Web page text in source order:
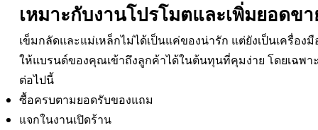
เหมาะกับงานโปรโมตและเพิ่มยอดข
เข็มกลัดและแม่เหล็กไม่ได้เป็นแค่ของน่ารัก แต่ยังเป็นเครื่อง
ให้แบรนด์ของคุณเข้าถึงลูกค้าได้ในต้นทุนที่คุมง่าย โดยเฉพา
ต่อไปนี้
ซื้อครบตามยอดรับของแถม
แจกในงานเปิดร้าน